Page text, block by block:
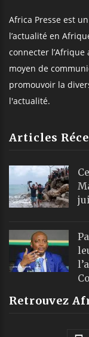
Africa Presse est
l’actualité en
connecter
moyen de
promouvoir la
l'actualité.
Articles
Retrouvez